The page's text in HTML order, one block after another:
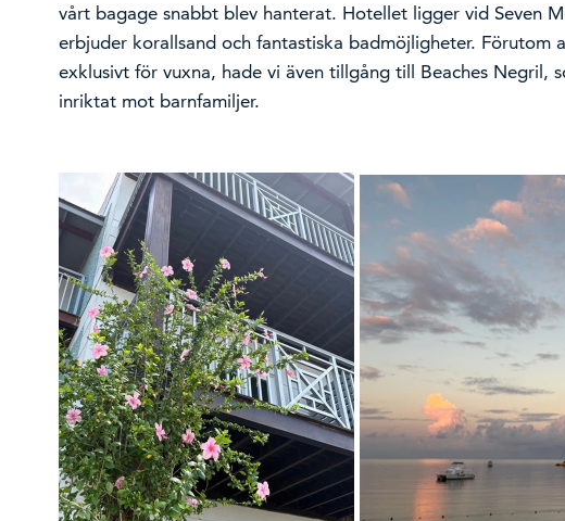
vårt bagage snabbt blev hanterat. Hotellet ligger vid Seven
erbjuder korallsand och fantastiska badmöjligheter. Förutom
exklusivt för vuxna, hade vi även tillgång till Beaches Negril,
inriktat mot barnfamiljer.